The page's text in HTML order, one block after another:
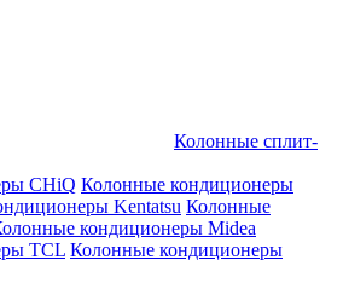
Колонные сплит-
CHiQ Колонные кондиционеры
Kentatsu Колонные
кондиционеры Midea
TCL Колонные кондиционеры